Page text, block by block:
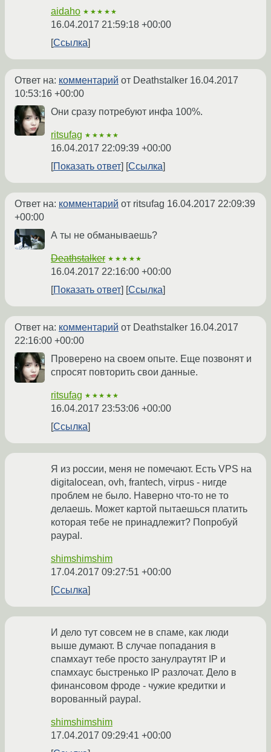
aidaho ★★★★★
16.04.2017 21:59:18 +00:00
Ссылка
Ответ на: комментарий от Deathstalker 16.04.2017
10:53:16 +00:00
Они сразу потребуют инфа 100%.
ritsufag ★★★★★
16.04.2017 22:09:39 +00:00
Показать ответ
Ссылка
Ответ на: комментарий от ritsufag 16.04.2017 22:09:39
+00:00
А ты не обманываешь?
Deathstalker ★★★★★
16.04.2017 22:16:00 +00:00
Показать ответ
Ссылка
Ответ на: комментарий от Deathstalker 16.04.2017
22:16:00 +00:00
Проверено на своем опыте. Еще позвонят и
спросят повторить свои данные.
ritsufag ★★★★★
16.04.2017 23:53:06 +00:00
Ссылка
Я из россии, меня не помечают. Есть VPS на
digitalocean, ovh, frantech, virpus - нигде
проблем не было. Наверно что-то не то
делаешь. Может картой пытаешься платить
которая тебе не принадлежит? Попробуй
paypal.
shimshimshim
17.04.2017 09:27:51 +00:00
Ссылка
И дело тут совсем не в спаме, как люди
выше думают. В случае попадания в
спамхаут тебе просто занулраутят IP и
спамхаус быстренько IP разлочат. Дело в
финансовом фроде - чужие кредитки и
ворованный paypal.
shimshimshim
17.04.2017 09:29:41 +00:00